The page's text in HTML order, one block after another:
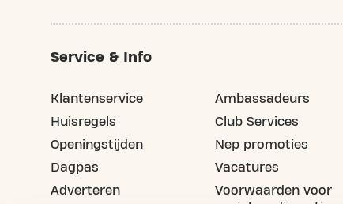
Service & Info
Klantenservice
Huisregels
Openingstijden
Dagpas
Adverteren
Ambassadeurs
Club Services
Nep promoties
Vacatures
Voorwaarden voor